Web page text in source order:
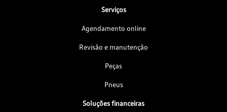
Serviços
Agendamento online
Revisão e manutenção
Peças
Pneus
Soluções financeiras